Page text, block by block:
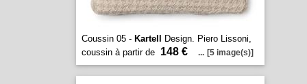
Coussin 05 - Kartell
Design. Piero Lissoni,
coussin à partir de 148 € ... [5 image(s)]